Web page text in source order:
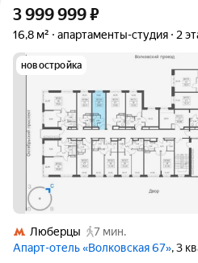
3 999 999₽
16,8 м² апартаменты-студия 2
новостройка
Люберцы
7 мин.
Апарт-отель «Волковская 67», 3